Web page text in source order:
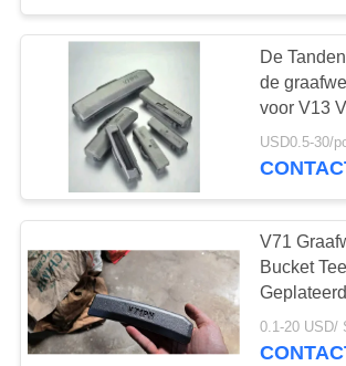
FABRIEKSREIS
CONTACTEER
ONS
VERZOEK
OM
EEN
De
de
voor V13
V23 V33
V69 V71
V71
Bucket
Zwarte
0.1-20 USD/